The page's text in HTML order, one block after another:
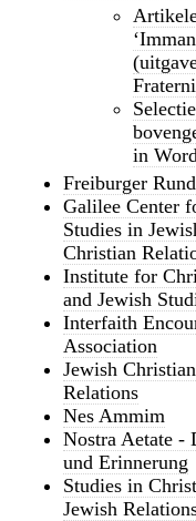
in
Freiburger
Galilee Center
Studies in
Christian
Institute for
and Jewish
Interfaith
Association
Jewish Christian
Relations
Nes Ammim
Nostra Aetate -
und Erinnerung
Studies in
Jewish